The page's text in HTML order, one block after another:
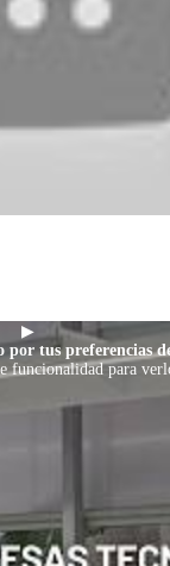
▶
por tus preferencias
funcionalidad para